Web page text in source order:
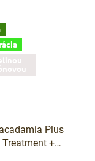
Plus
Treatment +